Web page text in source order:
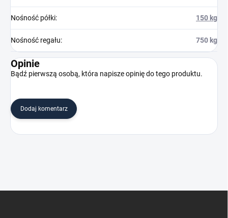
Nośność półki: 150 kg
Nośność regału: 750 kg
Opinie
Bądź pierwszą osobą, która napisze opinię do tego produktu.
Dodaj komentarz